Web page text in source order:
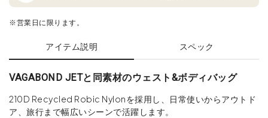
※営業日に限ります。
アイテム説明 スペック
VAGABOND JETと同素材のウェスト&ボディバッグ
210D Recycled Robic Nylonを採用し、日常使いからアウトド
ア、旅行まで幅広いシーンで活躍します。